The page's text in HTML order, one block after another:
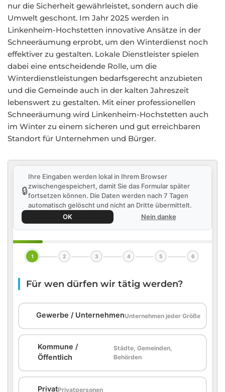
nur die Sicherheit gewährleistet, sondern auch die
Umwelt geschont. Im Jahr 2025 werden in
Linkenheim-Hochstetten innovative Ansätze in der
Schneeräumung erprobt, um den Winterdienst noch
effektiver zu gestalten. Lokale Dienstleister spielen
dabei eine entscheidende Rolle, um die
Winterdienstleistungen bedarfsgerecht anzubieten
und die Gemeinde auch in der kalten Jahreszeit
lebenswert zu gestalten. Mit einer professionellen
Schneeräumung wird Linkenheim-Hochstetten auch
im Winter zu einem sicheren und gut erreichbaren
Standort für Unternehmen und Bürger.
🔒
Ihre Eingaben werden lokal in Ihrem Browser
zwischengespeichert, damit Sie das Formular später
fortsetzen können. Die Daten werden nach 7 Tagen
automatisch gelöscht und nicht an Dritte übermittelt.
OK
Nein danke
1 2 3 4 5 6
Für wen dürfen wir tätig werden?
Gewerbe / UnternehmenUnternehmen jeder Größe
Kommune /
Öffentlich
Städte, Gemeinden,
Behörden
PrivatPrivatpersonen